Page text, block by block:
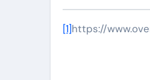
[1]https://